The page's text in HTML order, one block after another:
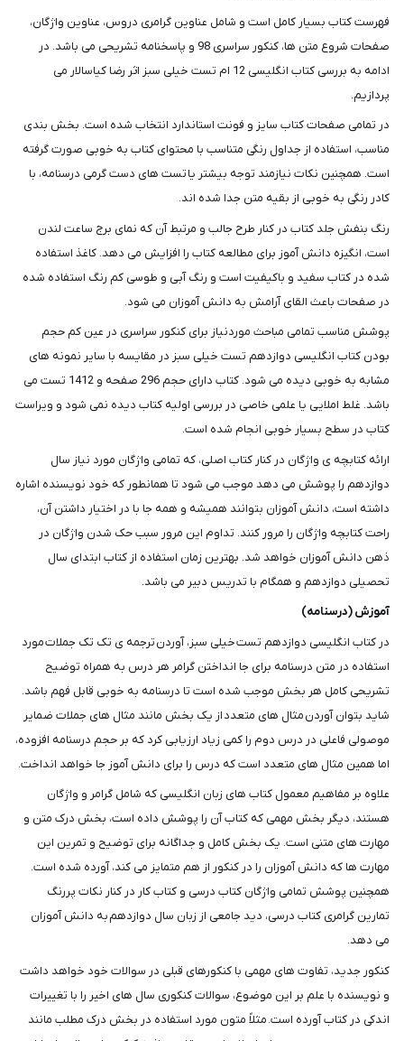
فهرست کتاب بسیار کامل است و شامل عناوین گرامری دروس، عناوین واژگان،
صفحات شروع متن ها، کنکور سراسری 98 و پاسخنامه تشریحی می باشد. در
ادامه به بررسی کتاب انگلیسی 12 ام تست خیلی سبز اثر رضا کیاسالار می
پردازیم.
در تمامی صفحات کتاب سایز و فونت استاندارد انتخاب شده است. بخش بندی
مناسب، استفاده از جداول رنگی متناسب با محتوای کتاب به خوبی صورت گرفته
است. همچنین نکات نیازمند توجه بیشتر یا تست های دست گرمی درسنامه، با
کادر رنگی به خوبی از بقیه متن جدا شده اند.
رنگ بنفش جلد کتاب در کنار طرح جالب و مرتبط آن که نمای برج ساعت لندن
است، انگیزه دانش آموز برای مطالعه کتاب را افزایش می دهد. کاغذ استفاده
شده در کتاب سفید و باکیفیت است و رنگ آبی و طوسی کم رنگ استفاده شده
در صفحات باعث القای آرامش به دانش آموزان می شود.
پوشش مناسب تمامی مباحث موردنیاز برای کنکور سراسری در عین کم حجم
بودن کتاب انگلیسی دوازدهم تست خیلی سبز در مقایسه با سایر نمونه های
مشابه به خوبی دیده می شود. کتاب دارای حجم 296 صفحه و 1412 تست می
باشد. غلط املایی یا علمی خاصی در بررسی اولیه کتاب دیده نمی شود و ویراست
کتاب در سطح بسیار خوبی انجام شده است.
ارائه کتابچه ی واژگان در کنار کتاب اصلی، که تمامی واژگان مورد نیاز سال
دوازدهم را پوشش می دهد موجب می شود تا همانطور که خود نویسنده اشاره
داشته است، دانش آموزان بتوانند همیشه و همه جا با در اختیار داشتن آن،
راحت کتابچه واژگان را مرور کنند. تداوم این مرور سبب حک شدن واژگان در
ذهن دانش آموزان خواهد شد. بهترین زمان استفاده از کتاب ابتدای سال
تحصیلی دوازدهم و همگام با تدریس دبیر می باشد.
آموزش (درسنامه)
در کتاب انگلیسی دوازدهم تست خیلی سبز، آوردن ترجمه ی تک تک جملات مورد
استفاده در متن درسنامه برای جا انداختن گرامر هر درس به همراه توضیح
تشریحی کامل هر بخش موجب شده است تا درسنامه به خوبی قابل فهم باشد.
شاید بتوان آوردن مثال های متعدد از یک بخش مانند مثال های جملات ضمایر
موصولی فاعلی در درس دوم را کمی زیاد ارزیابی کرد که بر حجم درسنامه افزوده،
اما همین مثال های متعدد است که درس را برای دانش آموز جا خواهد انداخت.
علاوه بر مفاهیم معمول کتاب های زبان انگلیسی که شامل گرامر و واژگان
هستند، دیگر بخش مهمی که کتاب آن را پوشش داده است، بخش درک متن و
مهارت های متنی است. یک بخش کامل و جداگانه برای توضیح و تمرین این
مهارت ها که دانش آموزان را در کنکور از هم متمایز می کند، آورده شده است.
همچنین پوشش تمامی واژگان کتاب درسی و کتاب کار در کنار نکات پررنگ
تمارین گرامری کتاب درسی، دید جامعی از زبان سال دوازدهم به دانش آموزان
می دهد.
کنکور جدید، تفاوت های مهمی با کنکورهای قبلی در سوالات خود خواهد داشت
و نویسنده با علم بر این موضوع، سوالات کنکوری سال های اخیر را با تغییرات
اندکی در کتاب آورده است. مثلاً متون مورد استفاده در بخش درک مطلب مانند